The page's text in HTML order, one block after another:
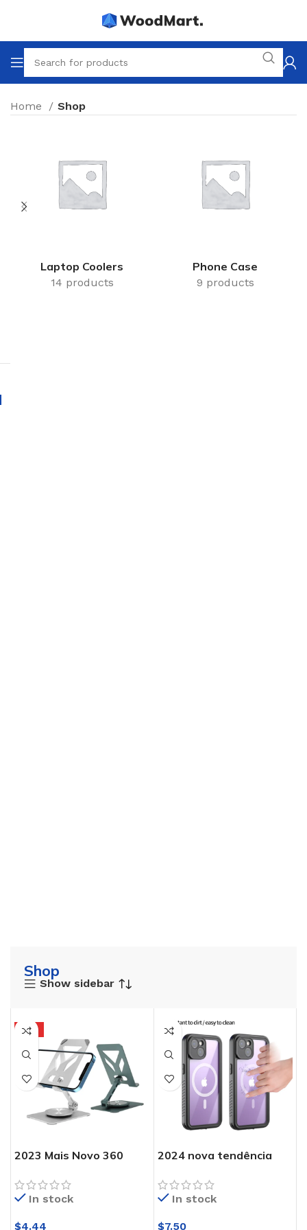
Home Shop
Laptop Coolers
14 products
Phone Case
9 products
Shop
Show sidebar
HOT
2023 Mais Novo 360
Dobrável Telefone
Stand Desktop Alumínio
In stock
$4.44
2024 nova tendência
à prova d’água IPX8
Phone Case Phone
In stock
$7.50